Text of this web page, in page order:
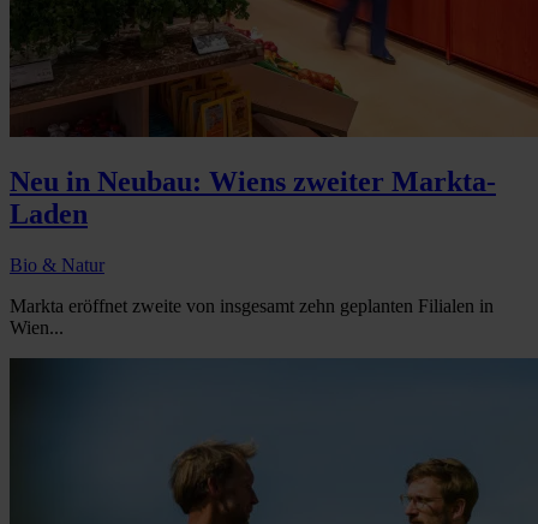
Neu in Neubau: Wiens zweiter Markta-
Laden
Bio & Natur
Markta eröffnet zweite von insgesamt zehn geplanten Filialen in
Wien...